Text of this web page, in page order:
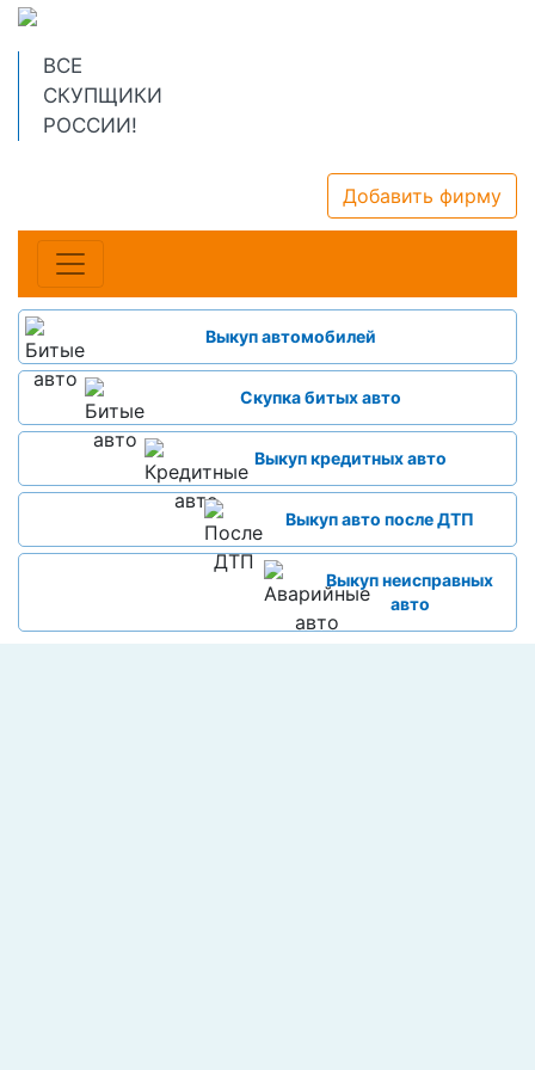
ВСЕ
СКУПЩИКИ
РОССИИ!
Добавить фирму
Выкуп автомобилей
Скупка битых авто
Выкуп кредитных авто
Выкуп авто после ДТП
Выкуп неисправных
авто